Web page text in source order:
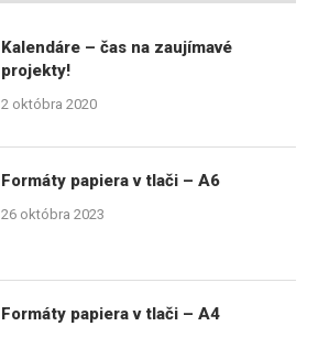
Kalendáre – čas na zaujímavé
projekty!
2 októbra 2020
Formáty papiera v tlači – A6
26 októbra 2023
Formáty papiera v tlači – A4